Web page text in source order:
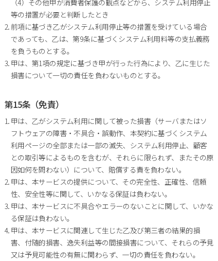
等の措置が必要と判断したとき
前項に基づき乙がシステム利用停止等の措置を受けている場合
であっても、乙は、第9条に基づくシステム利用料等の支払義務
を負うものとする。
甲は、第1項の規定に基づき甲が行った行為により、乙に生じた
損害について一切の責任を負わないものとする。
第15条（免責）
甲は、乙がシステム利用に関して被った損害（サーバまたはソ
フトウェアの障害・不具合・誤動作、本契約に基づくシステム
利用ページの全部または一部の滅失、システム利用停止、顧客
との取引等によるものを含むが、それらに限られず、またその原
因如何を問わない）について、賠償する責を負わない。
甲は、本サービスの提供について、その完全性、正確性、信頼
性、安全性等に関して、いかなる保証は負わない。
甲は、本サービスに不具合やエラーのないことに関して、いかな
る保証は負わない。
甲は、本サービスに関連して生じた乙及び第三者の結果的損
害、付随的損害、逸失利益等の間接損害について、それらの予見
又は予見可能性の有無に関わらず、一切の責任を負わない。